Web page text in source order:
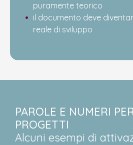
puramente teorico
il documento deve
reale di sviluppo
PAROLE E NUMERI
PROGETTI
Alcuni esempi di